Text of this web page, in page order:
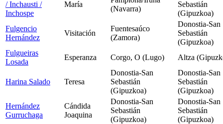
/ Inchausti /
Inchospe
María
(Navarra)
Sebastián
(Gipuzkoa)
Fulgencio
Hernández
Visitación
Fuentesaúco
(Zamora)
Donostia-San
Sebastián
(Gipuzkoa)
Fulgueiras
Losada
Esperanza Corgo, O (Lugo) Altza
Harina Salado Teresa
Donostia-San
Sebastián
(Gipuzkoa)
Donostia-San
Sebastián
(Gipuzkoa)
Hernández
Gurruchaga
Cándida
Joaquina
Donostia-San
Sebastián
(Gipuzkoa)
Donostia-San
Sebastián
(Gipuzkoa)